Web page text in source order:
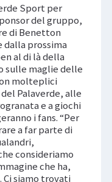
Sport per
del gruppo,
di Benetton
dalla prossima
al di là della
sulle maglie delle
molteplici
Palaverde, alle
e a giochi
i fans. “Per
a far parte di
consideriamo
che ha,
Ci siamo trovati